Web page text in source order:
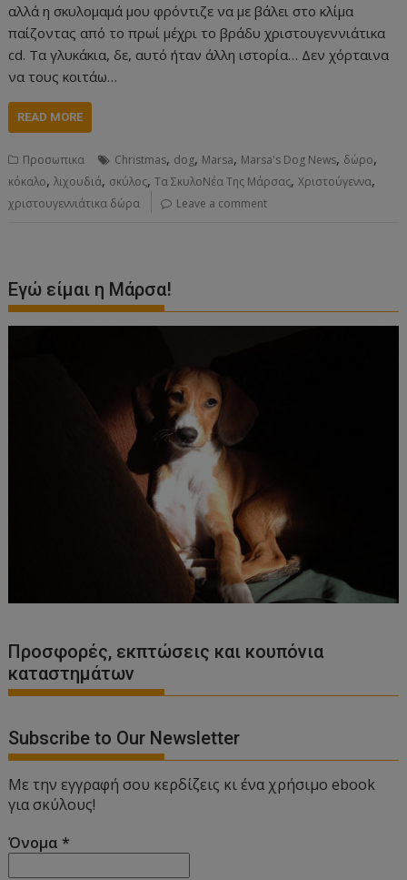
αλλά η σκυλομαμά μου φρόντιζε να με βάλει στο κλίμα
παίζοντας από το πρωί μέχρι το βράδυ χριστουγεννιάτικα
cd. Τα γλυκάκια, δε, αυτό ήταν άλλη ιστορία… Δεν χόρταινα
να τους κοιτάω…
READ MORE
Προσωπικα Christmas, dog, Marsa, Marsa's Dog News, δώρο,
κόκαλο,λιχουδιά, σκύλος,Τα ΣκυλοΝέα Της Μάρσας,Χριστούγεννα,
χριστουγεννιάτικα δώρα Leave a comment
Εγώ είμαι η Μάρσα!
Προσφορές, εκπτώσεις και κουπόνια
καταστημάτων
Subscribe to Our Newsletter
Με την εγγραφή σου κερδίζεις κι ένα χρήσιμο ebook
για σκύλους!
Όνομα*